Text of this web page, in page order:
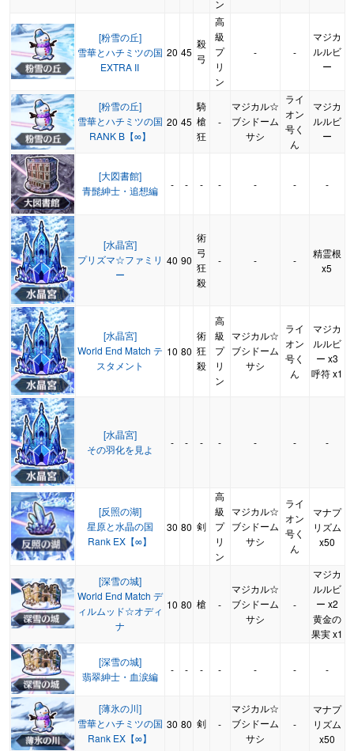
ン
[粉雪の丘]
雪華とハチミツの国
EXTRA II
20 45
殺
弓
高
級
プ
リ
ン
- -
マジカ
ルルビ
ー
[粉雪の丘]
雪華とハチミツの国
RANK B【∞】
20 45
騎
槍
狂
-
マジカル☆
ブシドーム
サシ
ライ
オン
号く
ん
マジカ
ルルビ
ー
[大図書館]
青髭紳士・追想編
- - - - - - -
[水晶宮]
プリズマ☆ファミリ
ー
40 90
術
弓
狂
殺
- - -
精霊根
x5
[水晶宮]
World End Match テ
スタメント
10 80
術
狂
殺
高
級
プ
リ
ン
マジカル☆
ブシドーム
サシ
ライ
オン
号く
ん
マジカ
ルルビ
ー x3
呼符 x1
[水晶宮]
その羽化を見よ
- - - - - - -
[反照の湖]
星原と水晶の国
Rank EX【∞】
30 80 剣
高
級
プ
リ
ン
マジカル☆
ブシドーム
サシ
ライ
オン
号く
ん
マナプ
リズム
x50
[深雪の城]
World End Match デ
ィルムッド☆オディ
ナ
10 80 槍 -
マジカル☆
ブシドーム
サシ
-
マジカ
ルルビ
ー x2
黄金の
果実 x1
[深雪の城]
翡翠紳士・血涙編
- - - - - - -
[薄氷の川]
雪華とハチミツの国
Rank EX【∞】
30 80 剣 -
マジカル☆
ブシドーム
サシ
-
マナプ
リズム
x50